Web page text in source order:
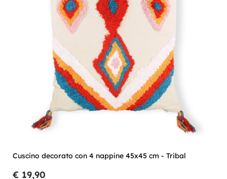
Cuscino decorato con 4 nappine 45x45 cm - Tribal
€ 19,90